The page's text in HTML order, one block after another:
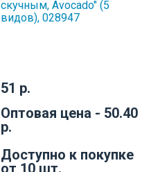
51 р.
Оптовая цена - 50.40
р.
Доступно к покупке
от 10 шт.